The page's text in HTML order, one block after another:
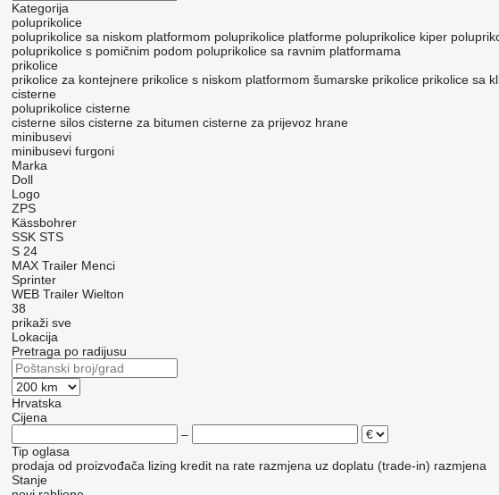
Kategorija
poluprikolice
poluprikolice sa niskom platformom poluprikolice platforme poluprikolice kiper
poluprikolice s pomičnim podom poluprikolice sa ravnim platformama
prikolice
prikolice za kontejnere prikolice s niskom platformom šumarske prikolice prikolice sa
cisterne
poluprikolice cisterne
cisterne silos cisterne za bitumen cisterne za prijevoz hrane
minibusevi
minibusevi furgoni
Marka
Doll
Logo
ZPS
Kässbohrer
SSK STS
S 24
MAX Trailer Menci
Sprinter
WEB Trailer Wielton
38
prikaži sve
Lokacija
Pretraga po radijusu
Hrvatska
Cijena
–
Tip oglasa
prodaja od proizvođača lizing kredit na rate razmjena uz doplatu (trade-in) razmjena
Stanje